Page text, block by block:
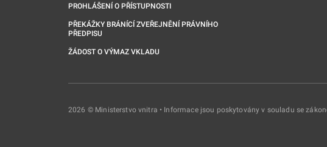
PROHLÁŠENÍ O PŘÍSTUPNOSTI
PŘEKÁŽKY BRÁNÍCÍ ZVEŘEJNĚNÍ PRÁVNÍHO
PŘEDPISU
ŽÁDOST O VÝMAZ VKLADU
2026 © Ministerstvo vnitra • Informace jsou poskytovány v souladu se